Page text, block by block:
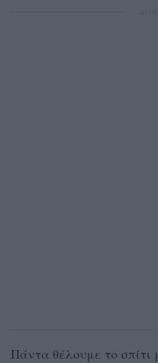
Πάντα θέλουμε το σπίτι